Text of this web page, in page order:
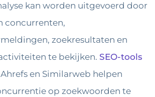
kan worden uitgevoerd door
concurrenten,
zoekresultaten en
te bekijken. SEO-tools
en Similarweb helpen
op zoekwoorden te